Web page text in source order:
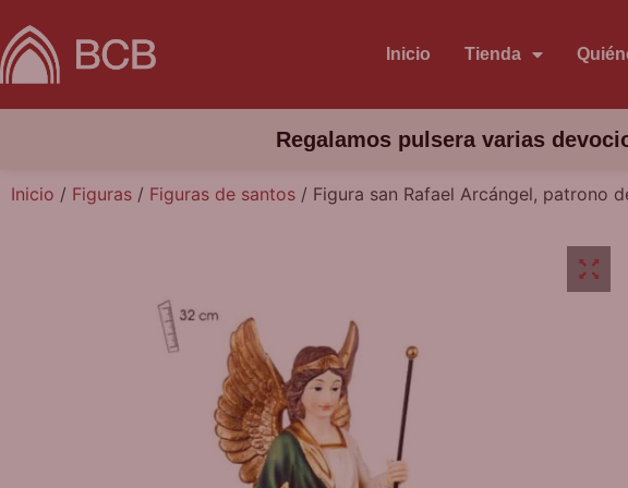
Inicio Tienda
Regalamos pulsera varias
Inicio / Figuras / Figuras de santos / Figura san Rafael Arcángel, patrono